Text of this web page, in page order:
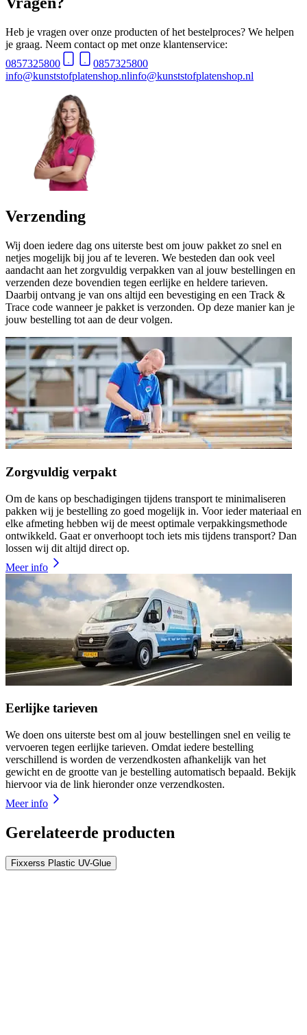
Heb je vragen over onze producten of het bestelproces? We helpen
je graag. Neem contact op met onze klantenservice:
0857325800
0857325800
info@kunststofplatenshop.nlinfo@kunststofplatenshop.nl
Verzending
Wij doen iedere dag ons uiterste best om jouw pakket zo snel en
netjes mogelijk bij jou af te leveren. We besteden dan ook veel
aandacht aan het zorgvuldig verpakken van al jouw bestellingen en
verzenden deze bovendien tegen eerlijke en heldere tarieven.
Daarbij ontvang je van ons altijd een bevestiging en een Track &
Trace code wanneer je pakket is verzonden. Op deze manier kan je
jouw bestelling tot aan de deur volgen.
Zorgvuldig verpakt
Om de kans op beschadigingen tijdens transport te minimaliseren
pakken wij je bestelling zo goed mogelijk in. Voor ieder materiaal en
elke afmeting hebben wij de meest optimale verpakkingsmethode
ontwikkeld. Gaat er onverhoopt toch iets mis tijdens transport? Dan
lossen wij dit altijd direct op.
Meer info
Eerlijke tarieven
We doen ons uiterste best om al jouw bestellingen snel en veilig te
vervoeren tegen eerlijke tarieven. Omdat iedere bestelling
verschillend is worden de verzendkosten afhankelijk van het
gewicht en de grootte van je bestelling automatisch bepaald. Bekijk
hiervoor via de link hieronder onze verzendkosten.
Meer info
Gerelateerde producten
Fixxerss Plastic UV-Glue